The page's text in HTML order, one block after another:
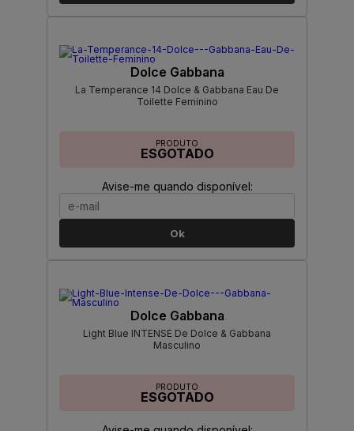
Dolce Gabbana
La Temperance 14 Dolce & Gabbana Eau De
Toilette Feminino
PRODUTO
ESGOTADO
Avise-me quando disponível:
Ok
Dolce Gabbana
Light Blue INTENSE De Dolce & Gabbana
Masculino
PRODUTO
ESGOTADO